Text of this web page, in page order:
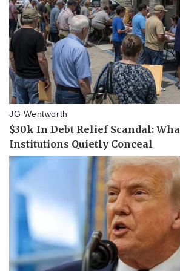
Vụ án
Tin nóng
Tư vấn luật
Vũ khí
Việt
Phân